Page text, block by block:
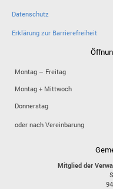
Datenschutz
Erklärung zur Barrierefreiheit
Montag – Freitag
Montag + Mittwoch
Donnerstag
oder nach Vereinbarung
Mitglied der